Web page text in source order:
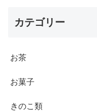
カテゴリー
お茶
お菓子
きのこ類